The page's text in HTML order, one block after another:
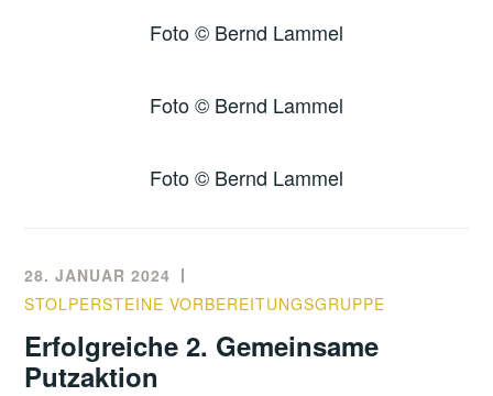
Foto © Bernd Lammel
Foto © Bernd Lammel
Foto © Bernd Lammel
28. JANUAR 2024
STOLPERSTEINE VORBEREITUNGSGRUPPE
Erfolgreiche 2. Gemeinsame
Putzaktion